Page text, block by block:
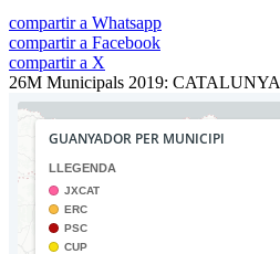
compartir a Whatsapp
compartir a Facebook
compartir a X
26M Municipals 2019: CATALUNYA